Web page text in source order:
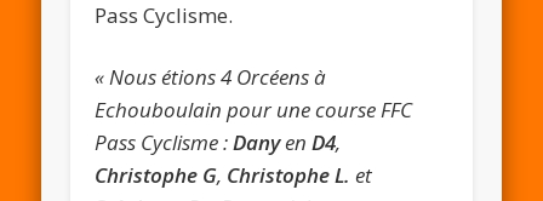
Pass Cyclisme.
« Nous étions 4 Orcéens à
Echouboulain pour une course FFC
Pass Cyclisme :DanyenD4,
Christophe G, Christophe L. et